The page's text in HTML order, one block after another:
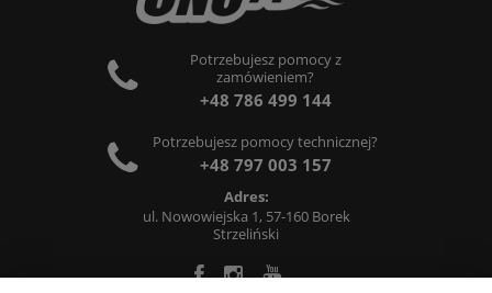
Potrzebujesz pomocy z
zamówieniem?
+48 786 499 144
Potrzebujesz pomocy technicznej?
+48 797 003 157
Adres:
ul. Nowowiejska 1, 57-160 Borek
Strzeliński